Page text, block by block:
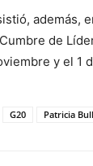
además,
de
y el 1
G20 Patricia